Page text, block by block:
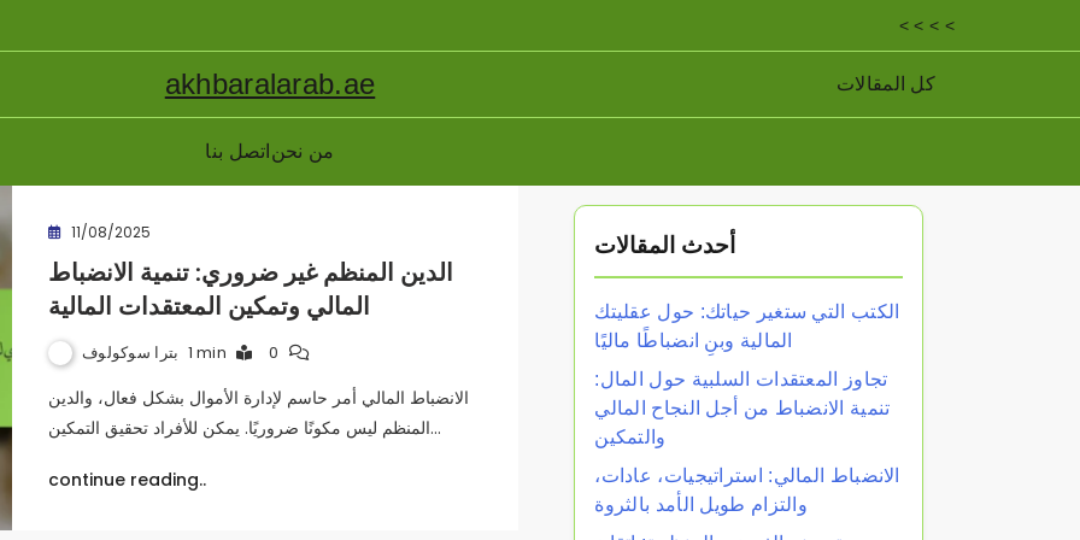
< < < <
akhbaralarab.ae كل المقالات
اتصل بنا من نحن
11/08/2025
الدين المنظم غير ضروري: تنمية الانضباط
المالي وتمكين المعتقدات المالية
بترا سوكولوف 1 min 0
الانضباط المالي أمر حاسم لإدارة الأموال بشكل فعال، والدين
المنظم ليس مكونًا ضروريًا. يمكن للأفراد تحقيق التمكين…
continue reading..
أحدث المقالات
الكتب التي ستغير حياتك: حول عقليتك
المالية وبنِ انضباطًا ماليًا
تجاوز المعتقدات السلبية حول المال:
تنمية الانضباط من أجل النجاح المالي
والتمكين
الانضباط المالي: استراتيجيات، عادات،
والتزام طويل الأمد بالثروة